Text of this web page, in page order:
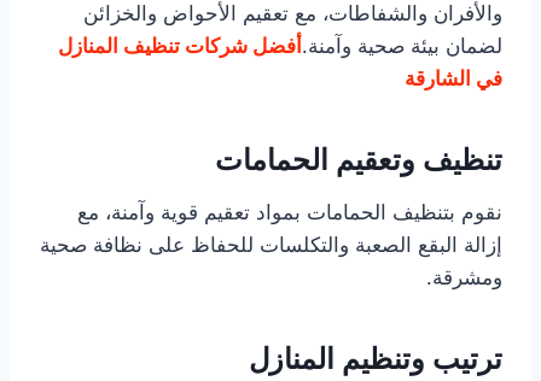
والأفران والشفاطات، مع تعقيم الأحواض والخزائن
لضمان بيئة صحية وآمنة. أفضل شركات تنظيف المنازل
في الشارقة
تنظيف وتعقيم الحمامات
نقوم بتنظيف الحمامات بمواد تعقيم قوية وآمنة، مع
إزالة البقع الصعبة والتكلسات للحفاظ على نظافة صحية
ومشرقة.
ترتيب وتنظيم المنازل